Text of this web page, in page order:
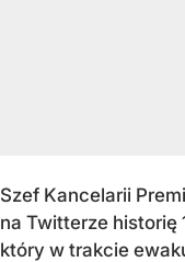
Szef Kancelarii
na Twitterze historię
który w trakcie